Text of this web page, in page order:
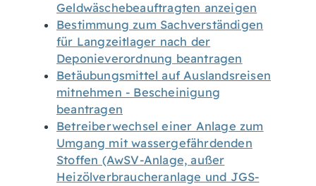
Geldwäschebeauftragten anzeigen
Bestimmung zum Sachverständigen
für Langzeitlager nach der
Deponieverordnung beantragen
Betäubungsmittel auf Auslandsreisen
mitnehmen - Bescheinigung
beantragen
Betreiberwechsel einer Anlage zum
Umgang mit wassergefährdenden
Stoffen (AwSV-Anlage, außer
Heizölverbraucheranlage und JGS-